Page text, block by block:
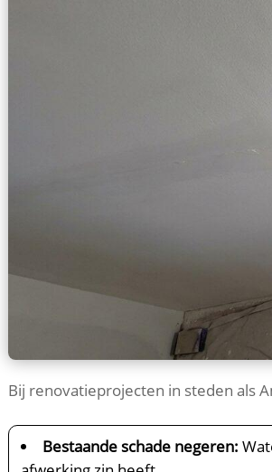
Bij renovatieprojecten in steden als
Bestaande schade negeren: